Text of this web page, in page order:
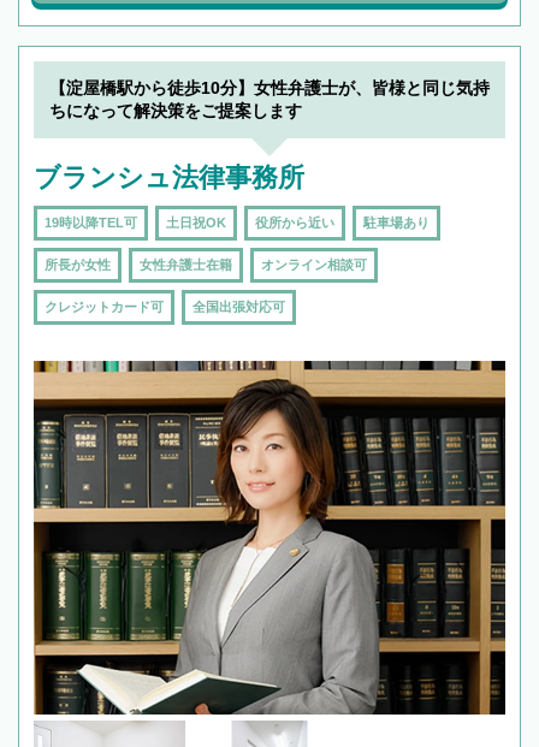
【淀屋橋駅から徒歩10分】女性弁護士が、皆様と同じ気持
ちになって解決策をご提案します
ブランシュ法律事務所
19時以降TEL可 土日祝OK 役所から近い 駐車場あり
所長が女性 女性弁護士在籍 オンライン相談可
クレジットカード可 全国出張対応可